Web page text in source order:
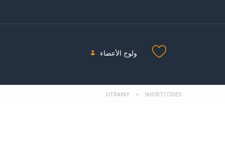
ولوج الأعضاء
UTRAINY > SHORTCODES